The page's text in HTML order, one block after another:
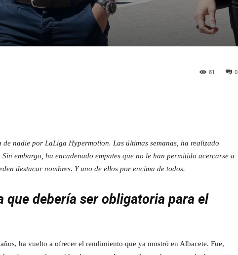
0
81
nadie por LaLiga Hypermotion. Las últimas semanas, ha realizado
embargo, ha encadenado empates que no le han permitido acercarse a
destacar nombres. Y uno de ellos por encima de todos.
que debería ser obligatoria para el
ha vuelto a ofrecer el rendimiento que ya mostró en Albacete. Fue,